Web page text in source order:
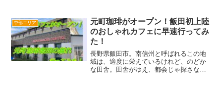
ど不安が付きまといます。そこで私がお
すすめしたいお店は、愛...
中部エリア
元町珈琲がオープン！飯田初上陸
のおしゃれカフェに早速行ってみ
た！
長野県飯田市。南信州と呼ばれるこの地
域は、適度に栄えているけれど、のどか
な田舎。田舎がゆえ、都会じゃ探さなく